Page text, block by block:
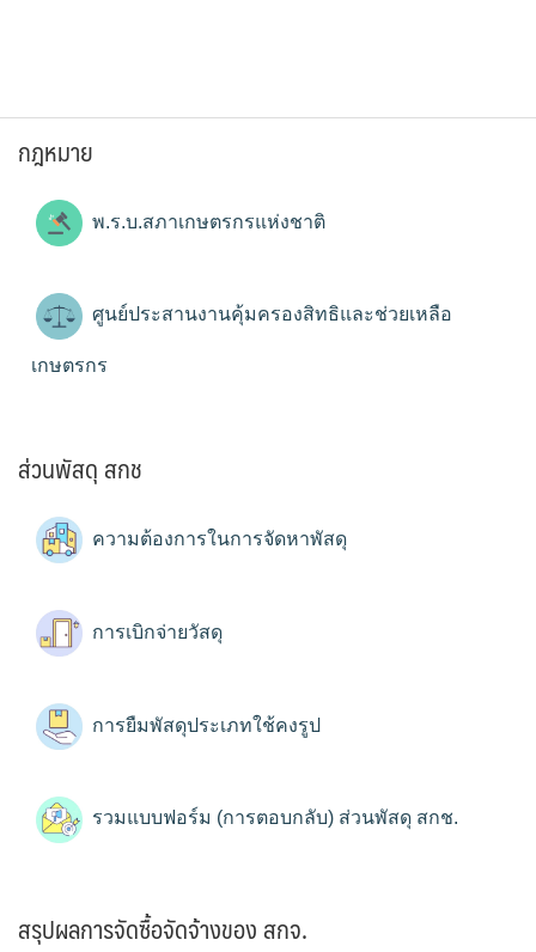
กฎหมาย
พ.ร.บ.สภาเกษตรกรแห่งชาติ
ศูนย์ประสานงานคุ้มครองสิทธิและช่วยเหลือ
เกษตรกร
ส่วนพัสดุ สกช
ความต้องการในการจัดหาพัสดุ
การเบิกจ่ายวัสดุ
การยืมพัสดุประเภทใช้คงรูป
รวมแบบฟอร์ม (การตอบกลับ) ส่วนพัสดุ สกช.
สรุปผลการจัดซื้อจัดจ้างของ สกจ.